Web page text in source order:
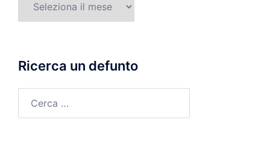
Ricerca un defunto